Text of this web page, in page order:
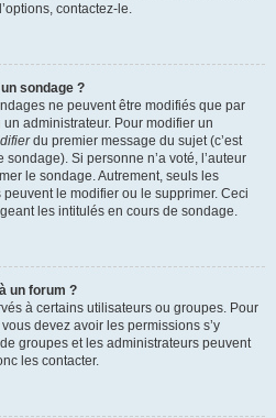
contactez-le.
sondage ?
ne peuvent être modifiés que par
administrateur. Pour modifier un
du premier message du sujet (c’est
Si personne n’a voté, l’auteur
le sondage. Autrement, seuls les
le modifier ou le supprimer. Ceci
les intitulés en cours de sondage.
un forum ?
à certains utilisateurs ou groupes. Pour
devez avoir les permissions s’y
groupes et les administrateurs peuvent
les contacter.